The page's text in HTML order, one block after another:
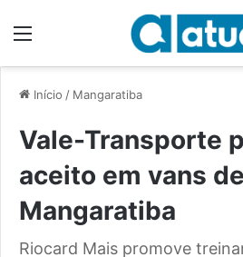
Início / Mangaratiba
Vale-Transporte
aceito em vans de
Mangaratiba
Riocard Mais promove